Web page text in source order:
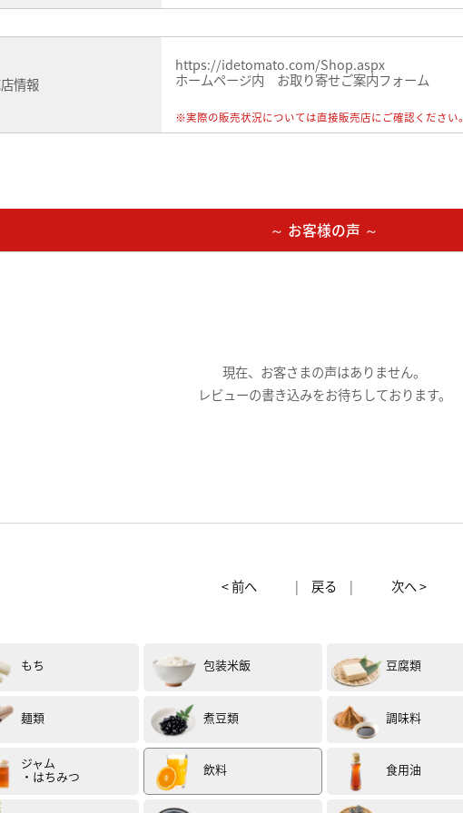
情報
https://idetomato.com/Shop.aspx
ホームページ内 お取り寄せご案内フォーム
※実際の販売状況については直接販売店にご確認ください。
～ お客様の声 ～
現在、お客さまの声はありません。
レビューの書き込みをお待ちしております。
< 前へ | 戻る | 次へ >
もち 包装米飯 豆腐類
麺類 煮豆類 調味料
ジャム
・はちみつ 飲料 食用油